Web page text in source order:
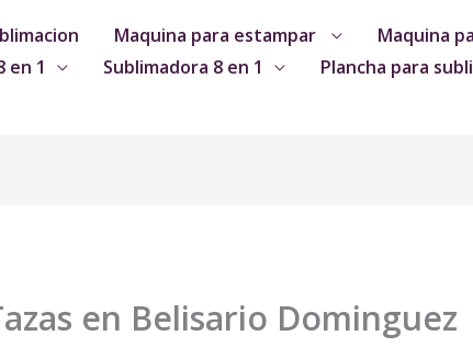
Maquina para estampar
Maquina
en 1
Sublimadora 8 en 1 Plancha para
en Belisario Dominguez